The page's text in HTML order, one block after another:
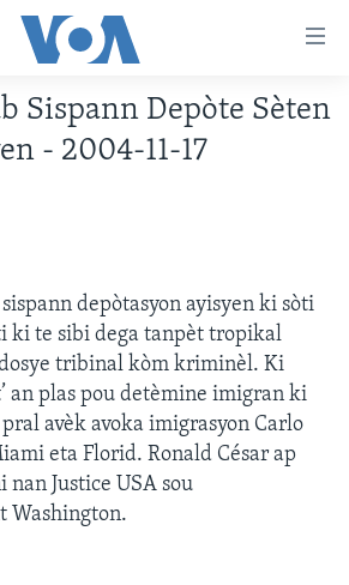
Sispann Depòte Sèten
- 2004-11-17
depòtasyon ayisyen ki sòti
ki te sibi dega tanpèt tropikal
dosye tribinal kòm kriminèl. Ki
an plas pou detèmine imigran ki
avèk avoka imigrasyon Carlo
eta Florid. Ronald César ap
nan Justice USA sou
Washington.